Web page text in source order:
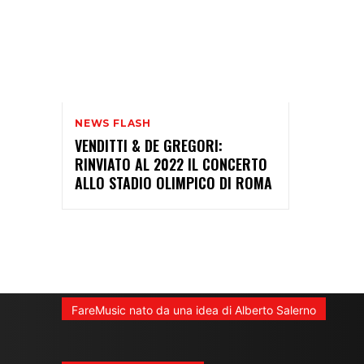
NEWS FLASH
VENDITTI & DE GREGORI:
RINVIATO AL 2022 IL CONCERTO
ALLO STADIO OLIMPICO DI ROMA
FareMusic nato da una idea di Alberto Salerno